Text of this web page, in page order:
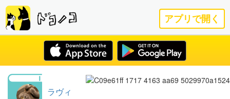
アプリで開く
ラヴィ